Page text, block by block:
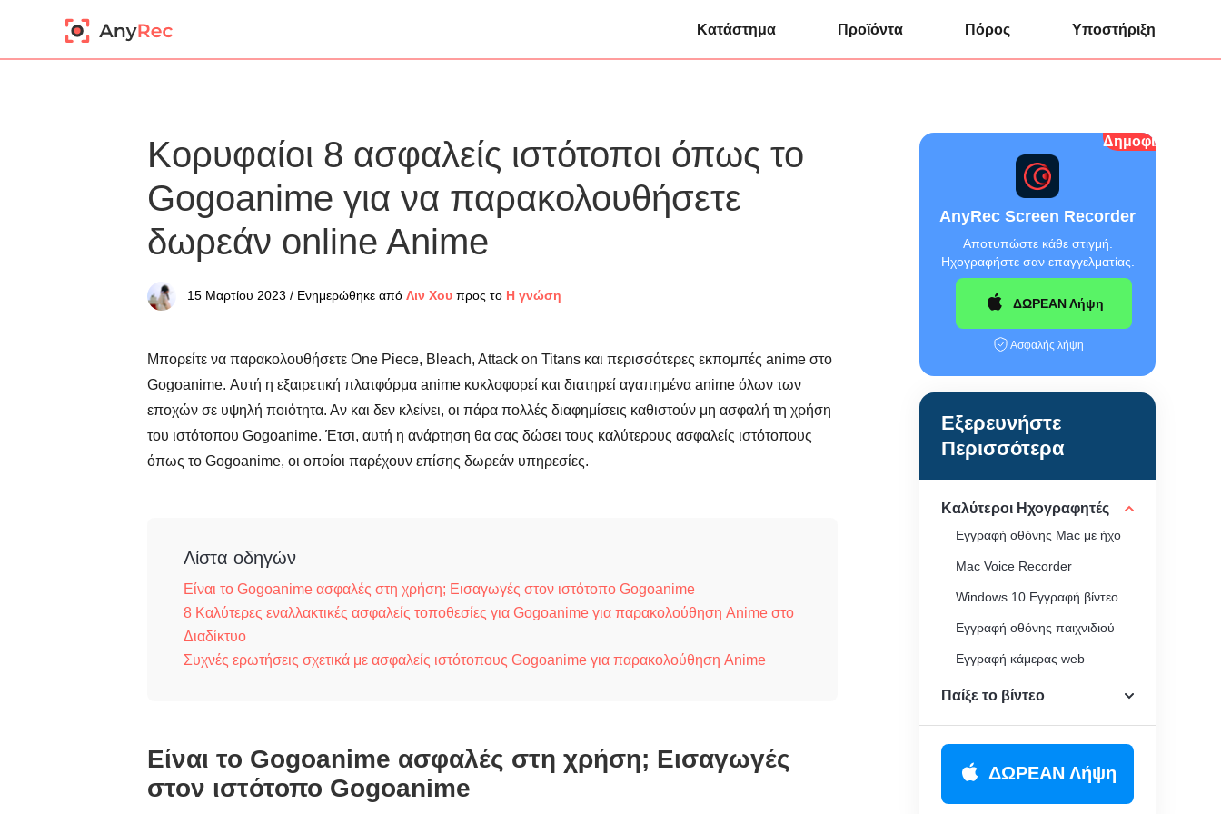
Κατάστημα Προϊόντα Πόρος Υποστήριξη
Δημοφιλής
AnyRec Screen Recorder
Αποτυπώστε κάθε στιγμή.
Ηχογραφήστε σαν επαγγελματίας.
ΔΩΡΕΑΝ Λήψη
Ασφαλής λήψη
Εξερευνήστε
Περισσότερα
Καλύτεροι Ηχογραφητές
Εγγραφή οθόνης Mac με ήχο
Mac Voice Recorder
Windows 10 Εγγραφή βίντεο
Εγγραφή οθόνης παιχνιδιού
Εγγραφή κάμερας web
Εγγραφή οθόνης Minecraft
Συσκευή εγγραφής MP3
Παίξε το βίντεο
ΔΩΡΕΑΝ Λήψη
Κορυφαίοι 8 ασφαλείς ιστότοποι όπως το
Gogoanime για να παρακολουθήσετε
δωρεάν online Anime
15 Μαρτίου 2023 / Ενημερώθηκε από Λιν Χου προς το Η γνώση
Μπορείτε να παρακολουθήσετε One Piece, Bleach, Attack on Titans και περισσότερες εκπομπές anime στο
Gogoanime. Αυτή η εξαιρετική πλατφόρμα anime κυκλοφορεί και διατηρεί αγαπημένα anime όλων των
εποχών σε υψηλή ποιότητα. Αν και δεν κλείνει, οι πάρα πολλές διαφημίσεις καθιστούν μη ασφαλή τη χρήση
του ιστότοπου Gogoanime. Έτσι, αυτή η ανάρτηση θα σας δώσει τους καλύτερους ασφαλείς ιστότοπους
όπως το Gogoanime, οι οποίοι παρέχουν επίσης δωρεάν υπηρεσίες.
Λίστα οδηγών
Είναι το Gogoanime ασφαλές στη χρήση; Εισαγωγές στον ιστότοπο Gogoanime
8 Καλύτερες εναλλακτικές ασφαλείς τοποθεσίες για Gogoanime για παρακολούθηση Anime στο
Διαδίκτυο
Συχνές ερωτήσεις σχετικά με ασφαλείς ιστότοπους Gogoanime για παρακολούθηση Anime
Είναι το Gogoanime ασφαλές στη χρήση; Εισαγωγές
στον ιστότοπο Gogoanime